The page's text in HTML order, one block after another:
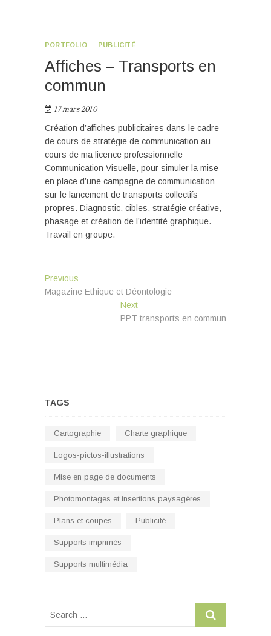
PORTFOLIO PUBLICITÉ
Affiches – Transports en
commun
17 mars 2010
Création d’affiches publicitaires dans le cadre
de cours de stratégie de communication au
cours de ma licence professionnelle
Communication Visuelle, pour simuler la mise
en place d’une campagne de communication
sur le lancement de transports collectifs
propres. Diagnostic, cibles, stratégie créative,
phasage et création de l’identité graphique.
Travail en groupe.
Navigation
de
Previous
post:
Magazine Ethique et Déontologie
NextNext
post:
PPT transports en commun
TAGS
Cartographie Charte graphique
Logos-pictos-illustrations
Mise en page de documents
Photomontages et insertions paysagères
Plans et coupes Publicité
Supports imprimés
Supports multimédia